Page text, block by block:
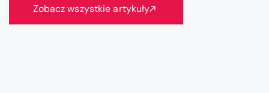
Zobacz wszystkie artykuły